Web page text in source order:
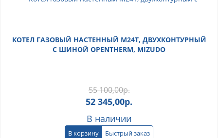
КОТЕЛ ГАЗОВЫЙ НАСТЕННЫЙ M24T, ДВУХКОНТУРНЫЙ
С ШИНОЙ OPENTHERM, MIZUDO
55 100,00р.
52 345,00р.
В наличии
В корзину Быстрый заказ